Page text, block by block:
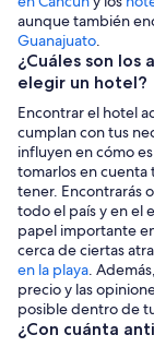
aunque también
Guanajuato.
¿Cuáles son los
elegir un hotel?
Encontrar el hotel
cumplan con tus
influyen en cómo
tomarlos en cuenta
tener. Encontrarás
todo el país y en el
papel importante
cerca de ciertas
en la playa.
precio y las
posible dentro de
¿Con cuánta